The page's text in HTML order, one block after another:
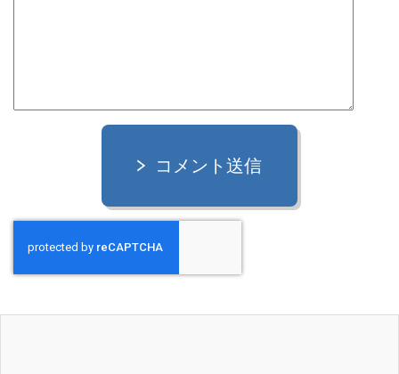
コメント送信